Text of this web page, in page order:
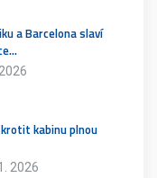
a Barcelona slaví
kabinu plnou
2026